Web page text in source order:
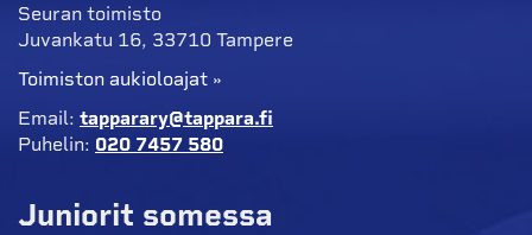
Seuran toimisto
Juvankatu 16, 33710 Tampere
Toimiston aukioloajat »
Email: tapparary@tappara.fi
Puhelin: 020 7457 580
Juniorit somessa